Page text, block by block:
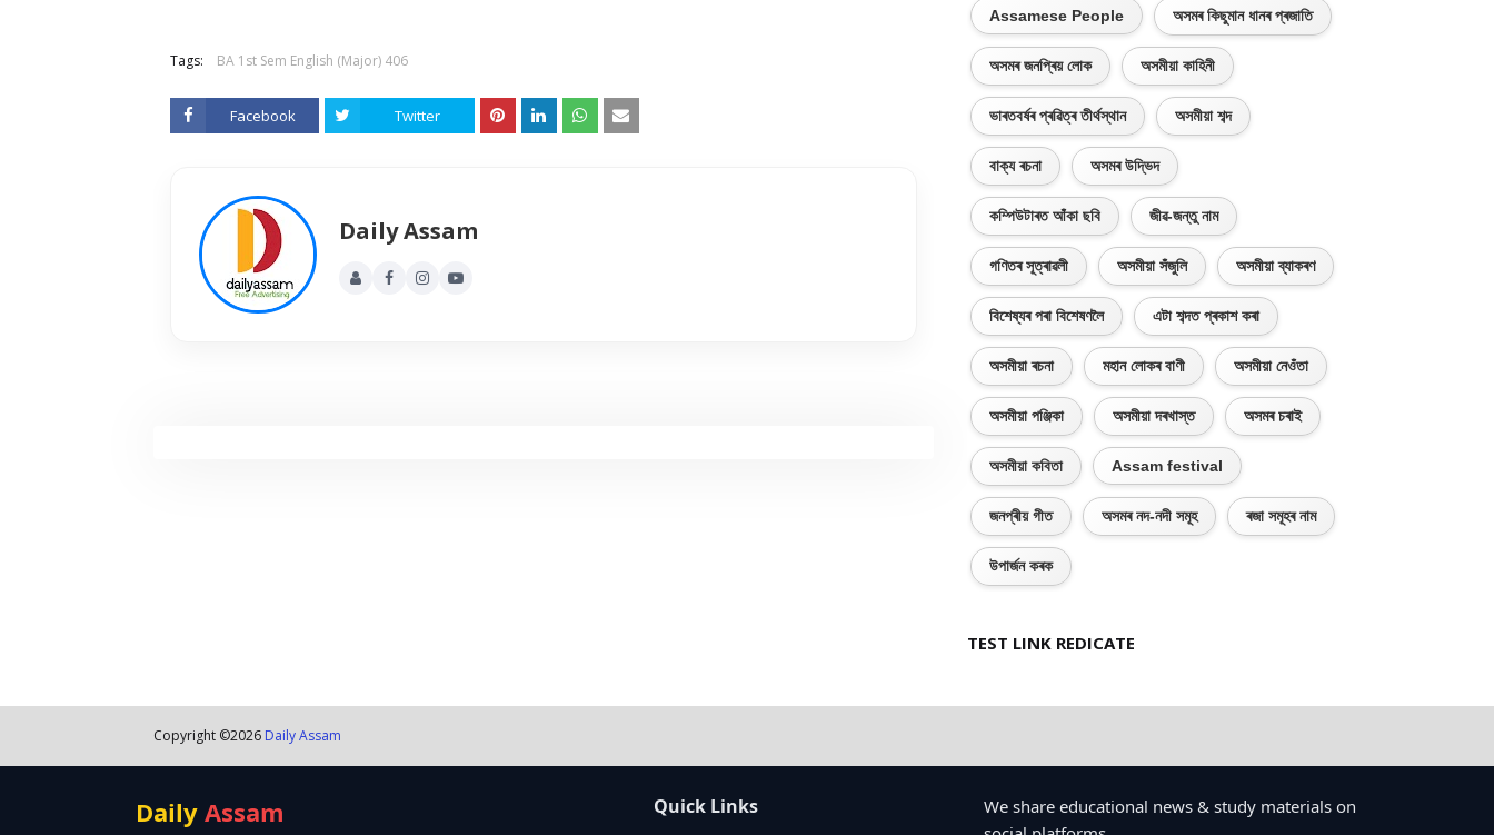
Tags: BA 1st Sem English (Major) 406
Facebook Twitter
Daily Assam
Assamese People অসমৰ কিছুমান ধানৰ প্ৰজাতি
অসমৰ জনপ্ৰিয় লোক অসমীয়া কাহিনী
ভাৰতবৰ্ষৰ প্ৰৱিত্ৰ তীৰ্থস্থান অসমীয়া শব্দ
বাক্য ৰচনা অসমৰ উদ্ভিদ
কম্পিউটাৰত আঁকা ছবি জীৱ-জন্তু নাম
গণিতৰ সূত্ৰাৱলী অসমীয়া সঁজুলি অসমীয়া ব্যাকৰণ
বিশেষ্যৰ পৰা বিশেষণলৈ এটা শব্দত প্ৰকাশ কৰা
অসমীয়া ৰচনা মহান লোকৰ বাণী অসমীয়া নেওঁতা
অসমীয়া পঞ্জিকা অসমীয়া দৰখাস্ত অসমৰ চৰাই
অসমীয়া কবিতা Assam festival
জনপ্ৰীয় গীত অসমৰ নদ-নদী সমূহ ৰজা সমূহৰ নাম
উপাৰ্জন কৰক
TEST LINK REDICATE
Copyright ©2026 Daily Assam
Daily Assam Quick Links
We share educational news & study materials on